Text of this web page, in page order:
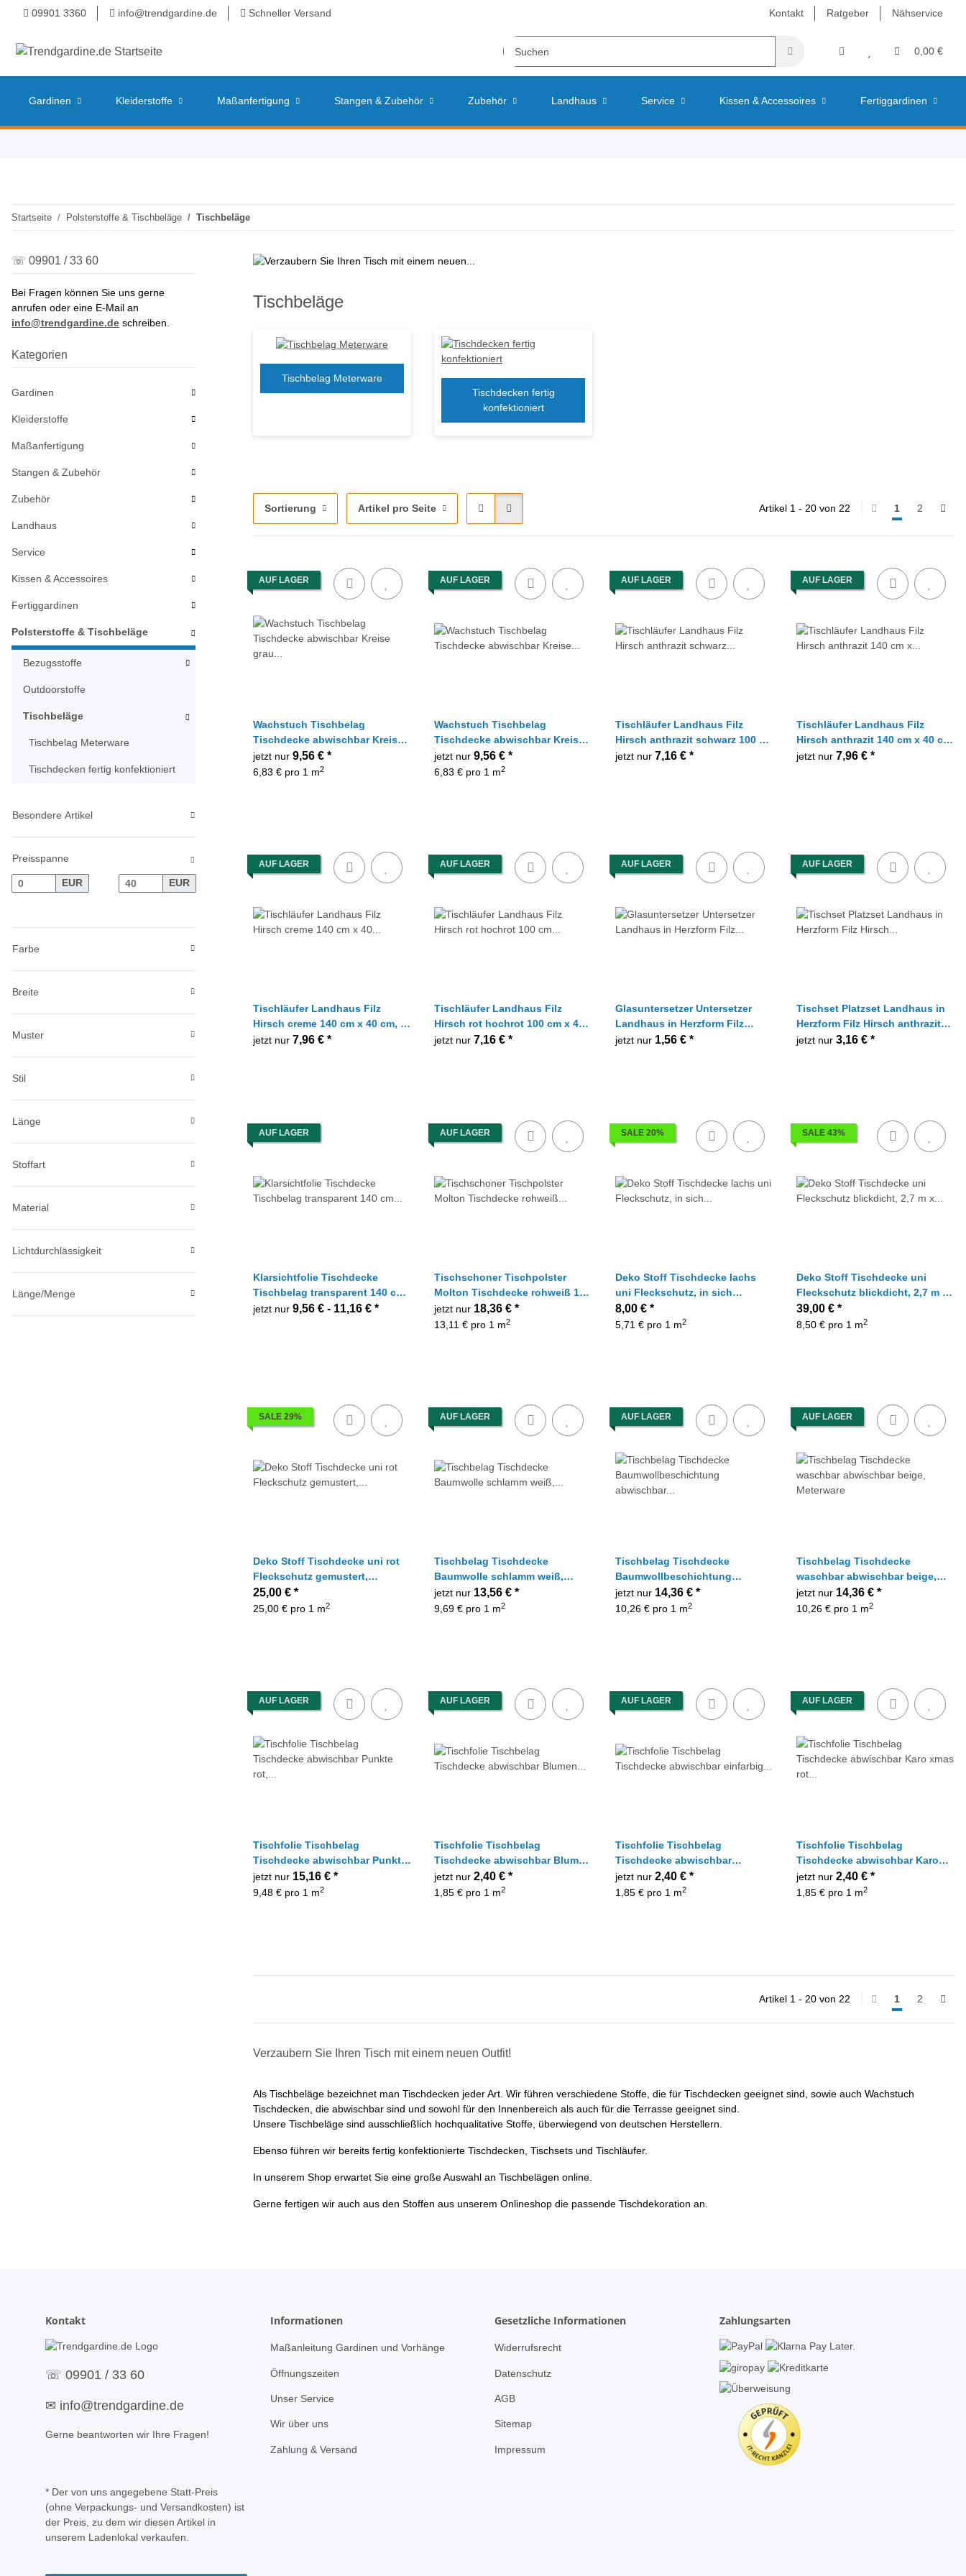
Kontakt Ratgeber Nähservice
09901 3360 info@trendgardine.de Schneller Versand
0,00 €
Gardinen Kleiderstoffe Maßanfertigung Stangen & Zubehör Zubehör Landhaus Service Kissen & Accessoires Fertiggardinen
Startseite Polsterstoffe & Tischbeläge Tischbeläge
Tischbeläge
Tischbelag Meterware
Tischdecken fertig
konfektioniert
Sortierung Artikel pro Seite Artikel 1 - 20 von 22 1 2
AUF LAGER
Wachstuch Tischbelag
Tischdecke abwischbar Kreise
grau schwarz weiß, Meterware
jetzt nur 9,56 € *
6,83 € pro 1 m2
AUF LAGER
Wachstuch Tischbelag
Tischdecke abwischbar Kreise
Kästchen transparent,
Meterware
jetzt nur 9,56 € *
6,83 € pro 1 m2
AUF LAGER
Tischläufer Landhaus Filz
Hirsch anthrazit schwarz 100 cm
x 40 cm, 1 Stück
jetzt nur 7,16 € *
AUF LAGER
Tischläufer Landhaus Filz
Hirsch anthrazit 140 cm x 40 cm,
1 Stück
jetzt nur 7,96 € *
AUF LAGER
Tischläufer Landhaus Filz
Hirsch creme 140 cm x 40 cm, 1
Stück
jetzt nur 7,96 € *
AUF LAGER
Tischläufer Landhaus Filz
Hirsch rot hochrot 100 cm x 40
cm, 1 Stück
jetzt nur 7,16 € *
AUF LAGER
Glasuntersetzer Untersetzer
Landhaus in Herzform Filz
Hirsch anthrazit 11 cm, 1 Stück
jetzt nur 1,56 € *
AUF LAGER
Tischset Platzset Landhaus in
Herzform Filz Hirsch anthrazit
33 cm, 1 Stück
jetzt nur 3,16 € *
AUF LAGER
Klarsichtfolie Tischdecke
Tischbelag transparent 140 cm
oder 155 cm Meterware
jetzt nur 9,56 € - 11,16 € *
AUF LAGER
Tischschoner Tischpolster
Molton Tischdecke rohweiß 140
cm, Meterware
jetzt nur 18,36 € *
13,11 € pro 1 m2
SALE 20%
Deko Stoff Tischdecke lachs
uni Fleckschutz, in sich
gemustert, blickdicht,
Meterware
8,00 € *
5,71 € pro 1 m2
SALE 43%
Deko Stoff Tischdecke uni
Fleckschutz blickdicht, 2,7 m x
1,7 m
39,00 € *
8,50 € pro 1 m2
SALE 29%
Deko Stoff Tischdecke uni rot
Fleckschutz gemustert,
Reststück 1,7 m
25,00 € *
25,00 € pro 1 m2
AUF LAGER
Tischbelag Tischdecke
Baumwolle schlamm weiß,
abwischbar und waschbar,
Meterware
jetzt nur 13,56 € *
9,69 € pro 1 m2
AUF LAGER
Tischbelag Tischdecke
Baumwollbeschichtung
abwischbar beige rot creme,
Meterware
jetzt nur 14,36 € *
10,26 € pro 1 m2
AUF LAGER
Tischbelag Tischdecke
waschbar abwischbar beige,
Meterware
jetzt nur 14,36 € *
10,26 € pro 1 m2
AUF LAGER
Tischfolie Tischbelag
Tischdecke abwischbar Punkte
rot, Meterware
jetzt nur 15,16 € *
9,48 € pro 1 m2
AUF LAGER
Tischfolie Tischbelag
Tischdecke abwischbar Blumen
Flieder rosa blau, Meterware
jetzt nur 2,40 € *
1,85 € pro 1 m2
AUF LAGER
Tischfolie Tischbelag
Tischdecke abwischbar
einfarbig gelb, Meterware
jetzt nur 2,40 € *
1,85 € pro 1 m2
AUF LAGER
Tischfolie Tischbelag
Tischdecke abwischbar Karo
xmas rot grün gold, Meterware
jetzt nur 2,40 € *
1,85 € pro 1 m2
Artikel 1 - 20 von 22 1 2
Verzaubern Sie Ihren Tisch mit einem neuen Outfit!
Als Tischbeläge bezeichnet man Tischdecken jeder Art. Wir führen verschiedene Stoffe, die für Tischdecken geeignet sind, sowie auch Wachstuch
Tischdecken, die abwischbar sind und sowohl für den Innenbereich als auch für die Terrasse geeignet sind.
Unsere Tischbeläge sind ausschließlich hochqualitative Stoffe, überwiegend von deutschen Herstellern.
Ebenso führen wir bereits fertig konfektionierte Tischdecken, Tischsets und Tischläufer.
In unserem Shop erwartet Sie eine große Auswahl an Tischbelägen online.
Gerne fertigen wir auch aus den Stoffen aus unserem Onlineshop die passende Tischdekoration an.
☏ 09901 / 33 60
Bei Fragen können Sie uns gerne
anrufen oder eine E-Mail an
info@trendgardine.de schreiben.
Kategorien
Gardinen
Kleiderstoffe
Maßanfertigung
Stangen & Zubehör
Zubehör
Landhaus
Service
Kissen & Accessoires
Fertiggardinen
Polsterstoffe & Tischbeläge
Bezugsstoffe
Outdoorstoffe
Tischbeläge
Tischbelag Meterware
Tischdecken fertig konfektioniert
Besondere Artikel
Preisspanne
EUR EUR
Farbe
Breite
Muster
Stil
Länge
Stoffart
Material
Lichtdurchlässigkeit
Länge/Menge
Kontakt
☏ 09901 / 33 60
✉ info@trendgardine.de
Gerne beantworten wir Ihre Fragen!
Informationen
Maßanleitung Gardinen und Vorhänge
Öffnungszeiten
Unser Service
Wir über uns
Zahlung & Versand
Gesetzliche Informationen
Widerrufsrecht
Datenschutz
AGB
Sitemap
Impressum
Zahlungsarten
* Der von uns angegebene Statt-Preis
(ohne Verpackungs- und Versandkosten) ist
der Preis, zu dem wir diesen Artikel in
unserem Ladenlokal verkaufen.